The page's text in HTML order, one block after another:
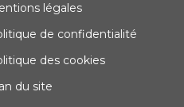
légales
de confidentialité
des cookies
du site